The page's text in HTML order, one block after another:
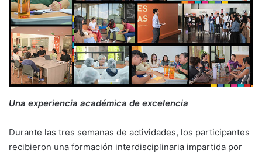
Una experiencia académica de excelencia
Durante las tres semanas de actividades, los participantes
recibieron una formación interdisciplinaria impartida por